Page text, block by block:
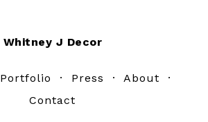
Whitney J Decor
Portfolio · Press · About ·
Contact